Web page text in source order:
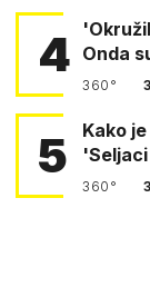
4 Onda
360°
5
Kako
360°